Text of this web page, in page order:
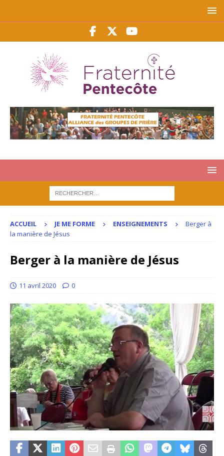
ACCUEIL JE ME FORME ENSEIGNEMENTS
Berger à
la manière de Jésus
Berger à la manière de Jésus
11 avril 2020 0